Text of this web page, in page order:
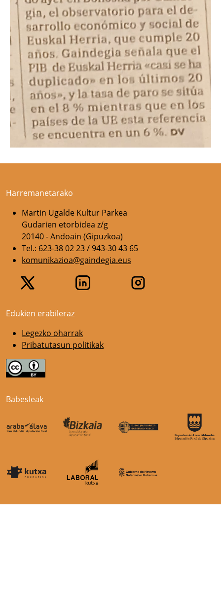
Harremanetarako
Martin Ugalde Kultur Parkea
Gudarien etorbidea z/g
20140 - Andoain (Gipuzkoa)
Tel.: 623-38 02 23 / 943-30 43 65
komunikazioa@gaindegia.eus
Edukien erabileraz
Legezko oharrak
Pribatutasun politikak
Babesleak